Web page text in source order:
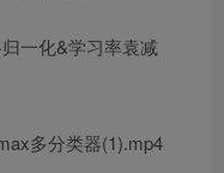
一化&学习率袁减
多分类器(1).mp4